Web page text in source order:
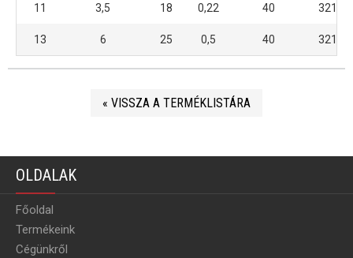
11 3,5 18 0,22 40 3215
13 6 25 0,5 40 3215
« VISSZA A TERMÉKLISTÁRA
OLDALAK
Főoldal
Termékeink
Cégünkről